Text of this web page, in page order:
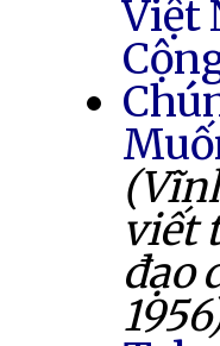
Việt
viết
đạo